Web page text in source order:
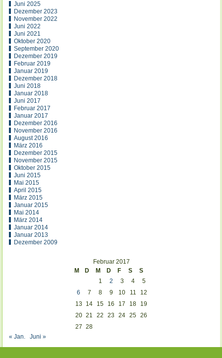
Juni 2025
Dezember 2023
November 2022
Juni 2022
Juni 2021
Oktober 2020
September 2020
Dezember 2019
Februar 2019
Januar 2019
Dezember 2018
Juni 2018
Januar 2018
Juni 2017
Februar 2017
Januar 2017
Dezember 2016
November 2016
August 2016
März 2016
Dezember 2015
November 2015
Oktober 2015
Juni 2015
Mai 2015
April 2015
März 2015
Januar 2015
Mai 2014
März 2014
Januar 2014
Januar 2013
Dezember 2009
Februar 2017
M
D M D F S
S
1
2 3 4
5
6
7 8 9 10 11
12
13
14 15 16 17 18
19
20 21 22 23 24 25 26
27 28
« Jan.
Juni »